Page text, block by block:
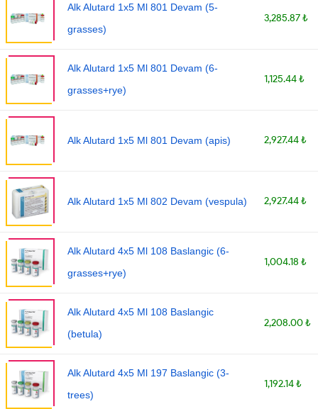
Alk Alutard 1x5 Ml 801 Devam (5-
grasses)
3,285.87 ₺
Alk Alutard 1x5 Ml 801 Devam (6-
grasses+rye)
1,125.44 ₺
Alk Alutard 1x5 Ml 801 Devam (apis) 2,927.44 ₺
Alk Alutard 1x5 Ml 802 Devam (vespula) 2,927.44 ₺
Alk Alutard 4x5 Ml 108 Baslangic (6-
grasses+rye)
1,004.18 ₺
Alk Alutard 4x5 Ml 108 Baslangic
(betula)
2,208.00 ₺
Alk Alutard 4x5 Ml 197 Baslangic (3-
trees)
1,192.14 ₺